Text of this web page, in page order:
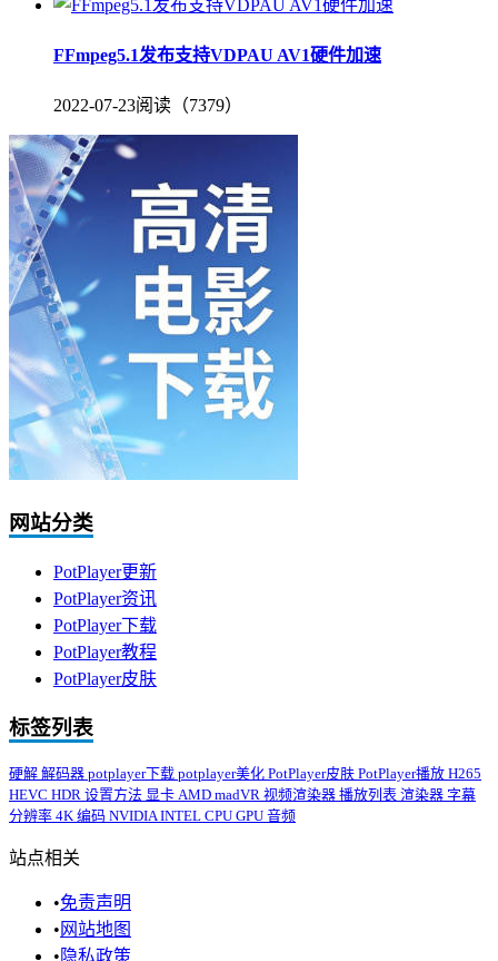
FFmpeg5.1发布支持VDPAU AV1硬件加速
2022-07-23阅读（7379）
网站分类
PotPlayer更新
PotPlayer资讯
PotPlayer下载
PotPlayer教程
PotPlayer皮肤
标签列表
硬解 解码器 potplayer下载 potplayer美化 PotPlayer皮肤 PotPlayer播放 H265
HEVC HDR 设置方法 显卡 AMD madVR 视频渲染器 播放列表 渲染器 字幕
分辨率 4K 编码 NVIDIA INTEL CPU GPU 音频
站点相关
•免责声明
• 网站地图
• 隐私政策